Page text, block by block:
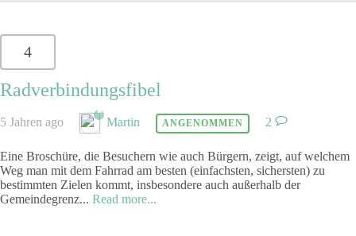
4
Radverbindungsfibel
5 Jahren ago Martin ANGENOMMEN 2
Eine Broschüre, die Besuchern wie auch Bürgern, zeigt, auf welchem
Weg man mit dem Fahrrad am besten (einfachsten, sichersten) zu
bestimmten Zielen kommt, insbesondere auch außerhalb der
Gemeindegrenz... Read more...